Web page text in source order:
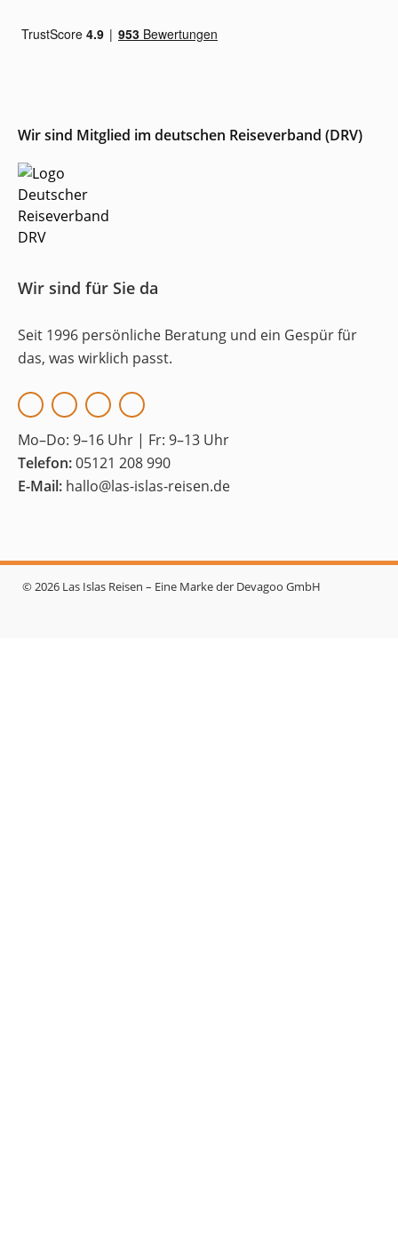
Wir sind Mitglied im deutschen Reiseverband (DRV)
Wir sind für Sie da
Seit 1996 persönliche Beratung und ein Gespür für
das, was wirklich passt.
Mo–Do: 9–16 Uhr | Fr: 9–13 Uhr
Telefon:05121 208 990
E-Mail: hallo@las-islas-reisen.de
© 2026 Las Islas Reisen – Eine Marke der Devagoo GmbH